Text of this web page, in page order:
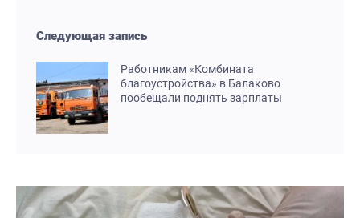
Следующая запись
Работникам «Комбината
благоустройства» в Балаково
пообещали поднять зарплаты